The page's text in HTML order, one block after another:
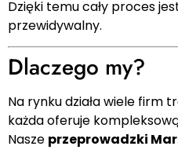
Dzięki temu cały proces
przewidywalny.
Dlaczego my?
Na rynku działa wiele firm
każda oferuje
Nasze przeprowadzki